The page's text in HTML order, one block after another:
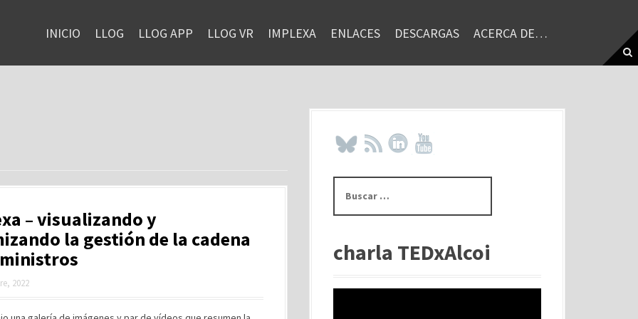
INICIO LLOG LLOG APP LLOG VR IMPLEXA ENLACES DESCARGAS ACERCA DE…
– visualizando y
la gestión de la cadena
2022
s
rcharla TEDxAlcoi